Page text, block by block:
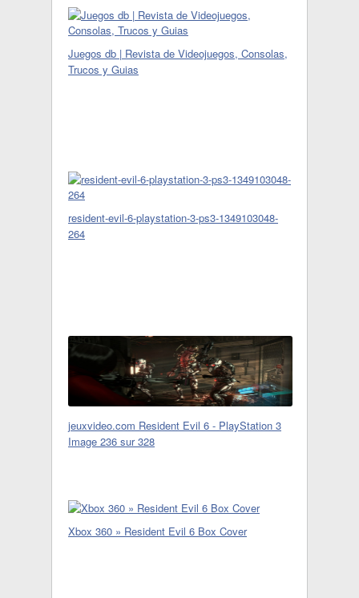
Juegos db | Revista de Videojuegos, Consolas,
Trucos y Guias
resident-evil-6-playstation-3-ps3-1349103048-
264
jeuxvideo.com Resident Evil 6 - PlayStation 3
Image 236 sur 328
Xbox 360 » Resident Evil 6 Box Cover